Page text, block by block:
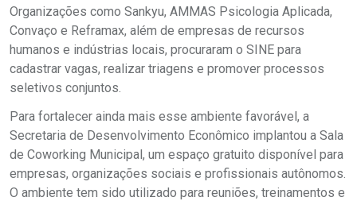
Organizações como Sankyu, AMMAS Psicologia Aplicada,
Convaço e Reframax, além de empresas de recursos
humanos e indústrias locais, procuraram o SINE para
cadastrar vagas, realizar triagens e promover processos
seletivos conjuntos.
Para fortalecer ainda mais esse ambiente favorável, a
Secretaria de Desenvolvimento Econômico implantou a Sala
de Coworking Municipal, um espaço gratuito disponível para
empresas, organizações sociais e profissionais autônomos.
O ambiente tem sido utilizado para reuniões, treinamentos e